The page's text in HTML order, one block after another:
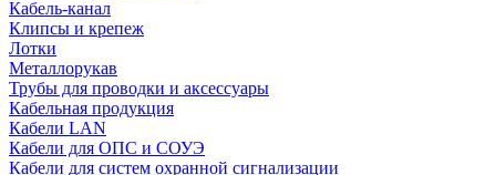
Кабель-канал
Клипсы и крепеж
Лотки
Металлорукав
Трубы для проводки и аксессуары
Кабельная продукция
Кабели LAN
Кабели для ОПС и СОУЭ
Кабели для систем охранной сигнализации